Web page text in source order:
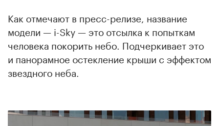
Как отмечают в пресс-релизе, название
модели — i-Sky — это отсылка к попыткам
человека покорить небо. Подчеркивает это
и панорамное остекление крыши с эффектом
звездного неба.